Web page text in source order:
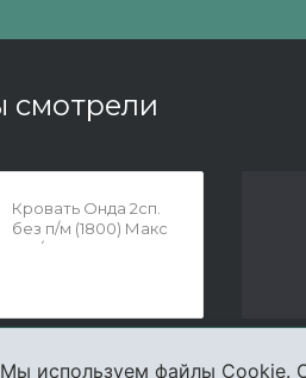
смотрели
Кровать Онда 2сп.
без п/м (1800) Макс
100/Maxx 100
Мы используем файлы Cookie.